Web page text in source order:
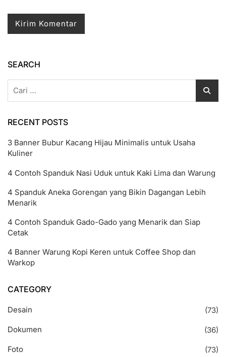
SEARCH
RECENT POSTS
3 Banner Bubur Kacang Hijau Minimalis untuk Usaha
Kuliner
4 Contoh Spanduk Nasi Uduk untuk Kaki Lima dan Warung
4 Spanduk Aneka Gorengan yang Bikin Dagangan Lebih
Menarik
4 Contoh Spanduk Gado-Gado yang Menarik dan Siap
Cetak
4 Banner Warung Kopi Keren untuk Coffee Shop dan
Warkop
CATEGORY
Desain
(73)
Dokumen
(36)
Foto
(73)